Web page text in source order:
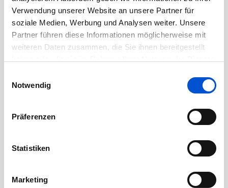
Verwendung unserer Website an unsere Partner für
soziale Medien, Werbung und Analysen weiter. Unsere
Partner führen diese Informationen möglicherweise mit
weiteren Daten zusammen, die Sie ihnen bereitgestellt
Notwendig
Präferenzen
Statistiken
Marketing
Mai 2020
April 2020
März 2020
Dezember 2019
Oktober 2019
August 2019
Juni 2019